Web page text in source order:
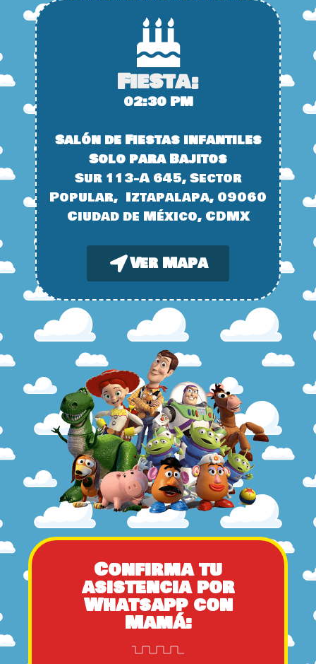
Fiesta:
02:30 PM
Salón de Fiestas infantiles
Solo para Bajitos
Sur 113-A 645, Sector
Popular, Iztapalapa, 09060
Ciudad de México, CDMX
Ver Mapa
Confirma tu
asistencia por
Whatsapp con
Mamá: